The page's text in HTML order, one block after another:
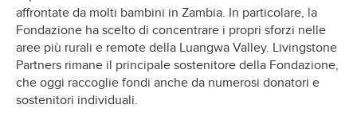
affrontate da molti bambini in Zambia. In particolare, la
Fondazione ha scelto di concentrare i propri sforzi nelle
aree più rurali e remote della Luangwa Valley. Livingstone
Partners rimane il principale sostenitore della Fondazione,
che oggi raccoglie fondi anche da numerosi donatori e
sostenitori individuali.